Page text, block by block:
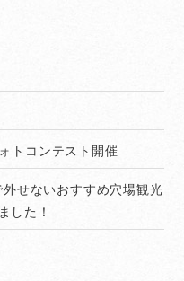
コンテスト開催
せないおすすめ穴場観光
した！